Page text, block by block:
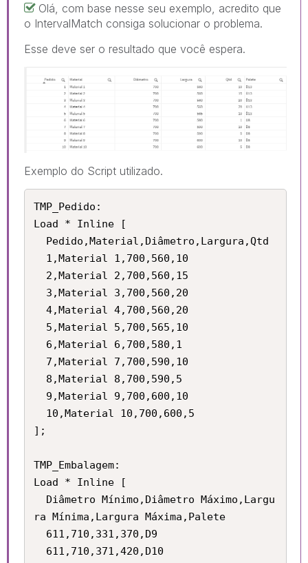
Olá, com base nesse seu exemplo, acredito que
o IntervalMatch consiga solucionar o problema.
Esse deve ser o resultado que você espera.
Exemplo do Script utilizado.
TMP_Pedido:
Load * Inline [
];
TMP_Embalagem:
Load * Inline [
ra Mínima,Largura Máxima,Palete